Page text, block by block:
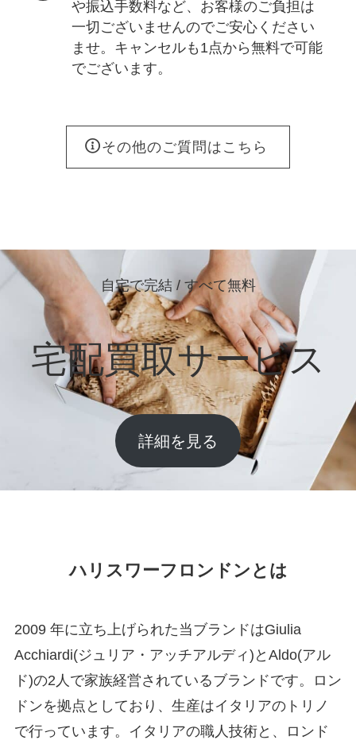
や振込手数料など、お客様のご負担は
一切ございませんのでご安心ください
ませ。キャンセルも1点から無料で可能
でございます。
その他のご質問はこちら
自宅で完結 / すべて無料
宅配買取サービス
詳細を見る
ハリスワーフロンドンとは
2009 年に立ち上げられた当ブランドはGiulia
Acchiardi(ジュリア・アッチアルディ)とAldo(アル
ド)の2人で家族経営されているブランドです。ロン
ドンを拠点としており、生産はイタリアのトリノ
で行っています。イタリアの職人技術と、ロンド